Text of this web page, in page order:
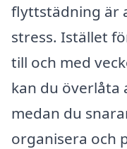
flyttstädning är
stress. Istället
till och med
kan du
medan du
organisera och